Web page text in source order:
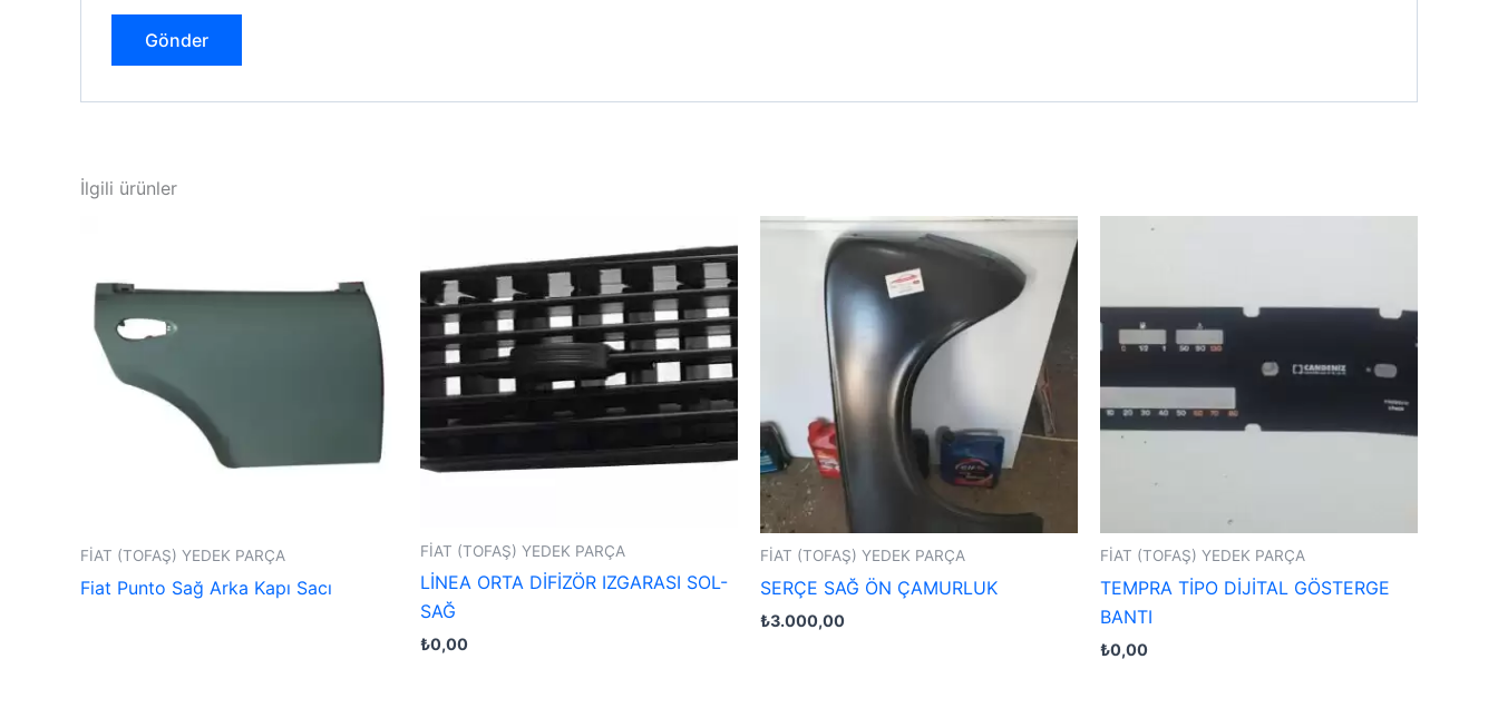
İlgili ürünler
FİAT (TOFAŞ) YEDEK PARÇA
Fiat Punto Sağ Arka Kapı Sacı
FİAT (TOFAŞ) YEDEK PARÇA
LİNEA ORTA DİFİZÖR IZGARASI SOL-
SAĞ
₺0,00
FİAT (TOFAŞ) YEDEK PARÇA
SERÇE SAĞ ÖN ÇAMURLUK
₺3.000,00
FİAT (TOFAŞ) YEDEK PARÇA
TEMPRA TİPO DİJİTAL GÖSTERGE
BANTI
₺0,00